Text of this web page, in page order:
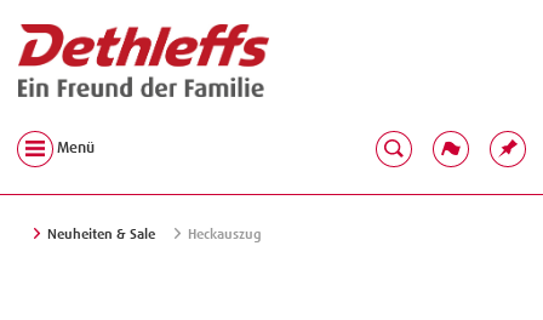
Menü
Neuheiten & Sale Heckauszug